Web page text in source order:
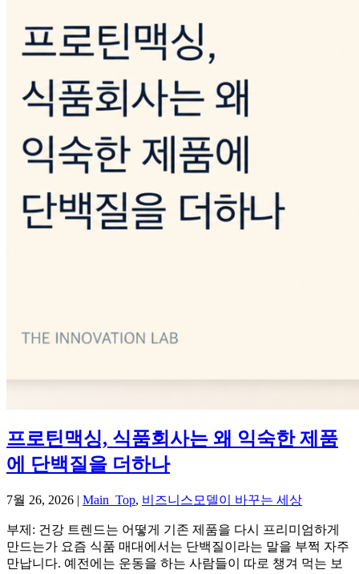
프로틴맥싱, 식품회사는 왜 익숙한 제품
에 단백질을 더하나
7월 26, 2026 Main_Top, 비즈니스모델이 바꾸는 세상
부제: 건강 트렌드는 어떻게 기존 제품을 다시 프리미엄하게
만드는가 요즘 식품 매대에서는 단백질이라는 말을 부쩍 자주
만납니다. 예전에는 운동을 하는 사람들이 따로 챙겨 먹는 보